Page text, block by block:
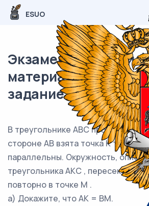
ESUO
Экзаменационный
материал ЕГЭ /
задание (24) / 67
В треугольнике ABC проведена
стороне AB взята точка K так, что
параллельны. Окружность,
треугольника AKC , пересекает
повторно в точке M .
а) Докажите, что AK = BM.